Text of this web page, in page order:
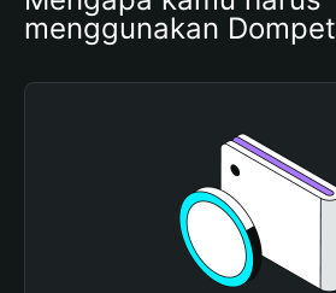
menggunakan Dompet